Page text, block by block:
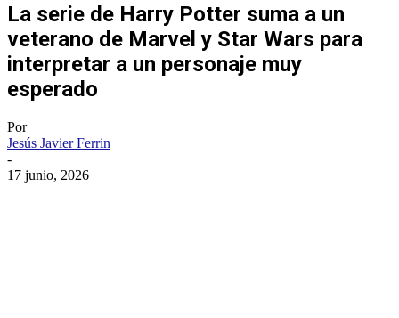
La serie de Harry Potter suma a un
veterano de Marvel y Star Wars para
interpretar a un personaje muy
esperado
Por
Jesús Javier Ferrin
-
17 junio, 2026